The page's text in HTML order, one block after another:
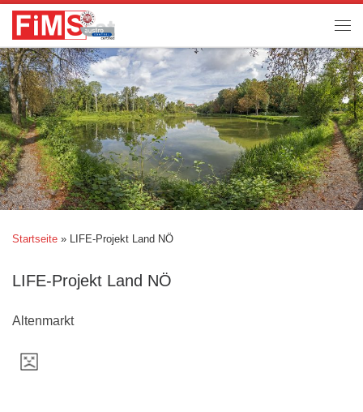
Startseite » LIFE-Projekt Land NÖ
LIFE-Projekt Land NÖ
Altenmarkt